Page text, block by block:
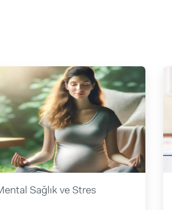
Sağlık ve Stres